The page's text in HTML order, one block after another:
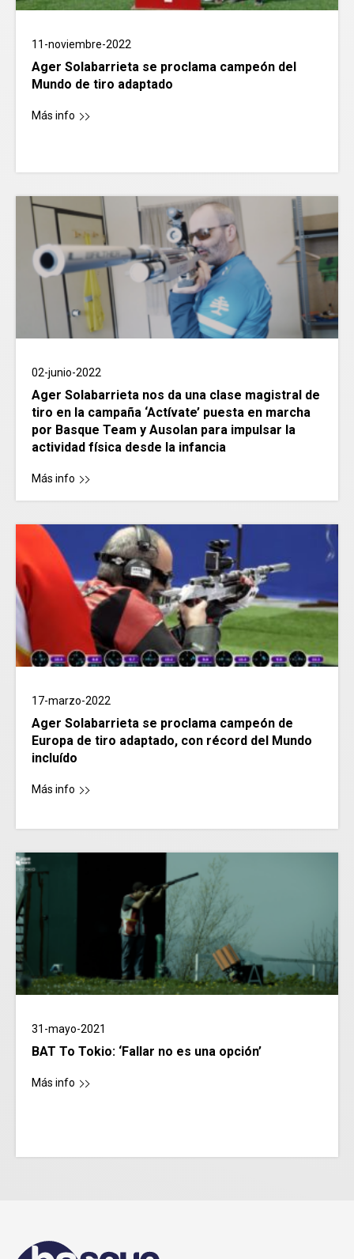
11-noviembre-2022
Ager Solabarrieta se proclama campeón del
Mundo de tiro adaptado
Más info
02-junio-2022
Ager Solabarrieta nos da una clase magistral de
tiro en la campaña ‘Actívate’ puesta en marcha
por Basque Team y Ausolan para impulsar la
actividad física desde la infancia
Más info
17-marzo-2022
Ager Solabarrieta se proclama campeón de
Europa de tiro adaptado, con récord del Mundo
incluído
Más info
31-mayo-2021
BAT To Tokio: ‘Fallar no es una opción’
Más info